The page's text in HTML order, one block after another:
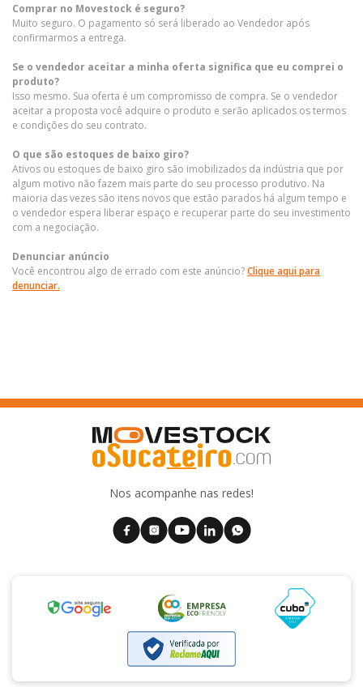
Comprar no Movestock é seguro?
Muito seguro. O pagamento só será liberado ao Vendedor após
confirmarmos a entrega.
Se o vendedor aceitar a minha oferta significa que eu comprei o
produto?
Isso mesmo. Sua oferta é um compromisso de compra. Se o vendedor
aceitar a proposta você adquire o produto e serão aplicados os termos
e condições do seu contrato.
O que são estoques de baixo giro?
Ativos ou estoques de baixo giro são imobilizados da indústria que por
algum motivo não fazem mais parte do seu processo produtivo. Na
maioria das vezes são itens novos que estão parados há algum tempo e
o vendedor espera liberar espaço e recuperar parte do seu investimento
com a negociação.
Denunciar anúncio
Você encontrou algo de errado com este anúncio?Clique aqui para
denunciar.
Nos acompanhe nas redes!